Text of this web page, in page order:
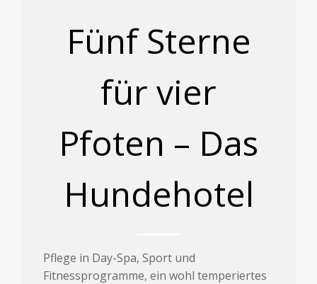
Fünf Sterne
für vier
Pfoten – Das
Hundehotel
Pflege in Day-Spa, Sport und
Fitnessprogramme, ein wohl temperiertes